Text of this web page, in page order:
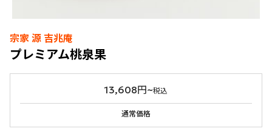
宗家 源 吉兆庵
プレミアム桃泉果
13,608円~税込
通常価格